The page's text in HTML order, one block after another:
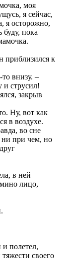
моя
я сейчас,
я осторожно,
буду, пока
приблизился к
внизу. –
и струсил!
закрыв
Ну, вот как
в воздухе.
во сне
ни при чем, но
в ней
лицо,
полетел,
своего